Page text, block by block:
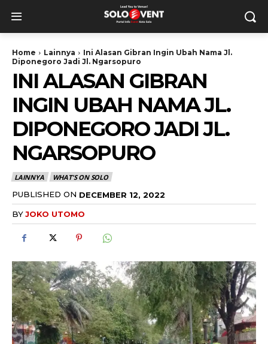
Home Lainnya
Ini Alasan Gibran Ingin Ubah Nama Jl.
Diponegoro Jadi Jl. Ngarsopuro
INI ALASAN GIBRAN
INGIN UBAH NAMA JL.
DIPONEGORO JADI JL.
NGARSOPURO
LAINNYA WHAT'S ON SOLO
PUBLISHED ON DECEMBER 12, 2022
BYJOKO UTOMO